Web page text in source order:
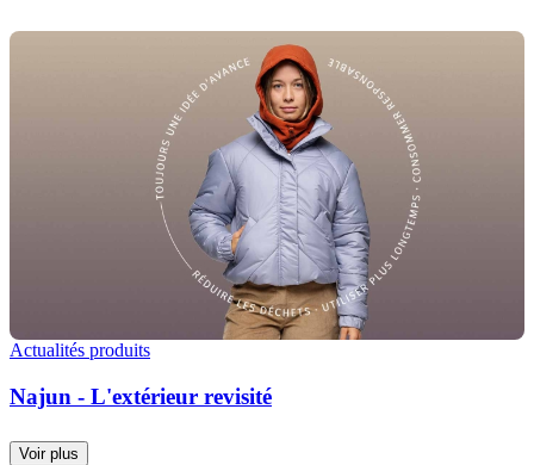
Actualités produits
Najun - L'extérieur revisité
Voir plus